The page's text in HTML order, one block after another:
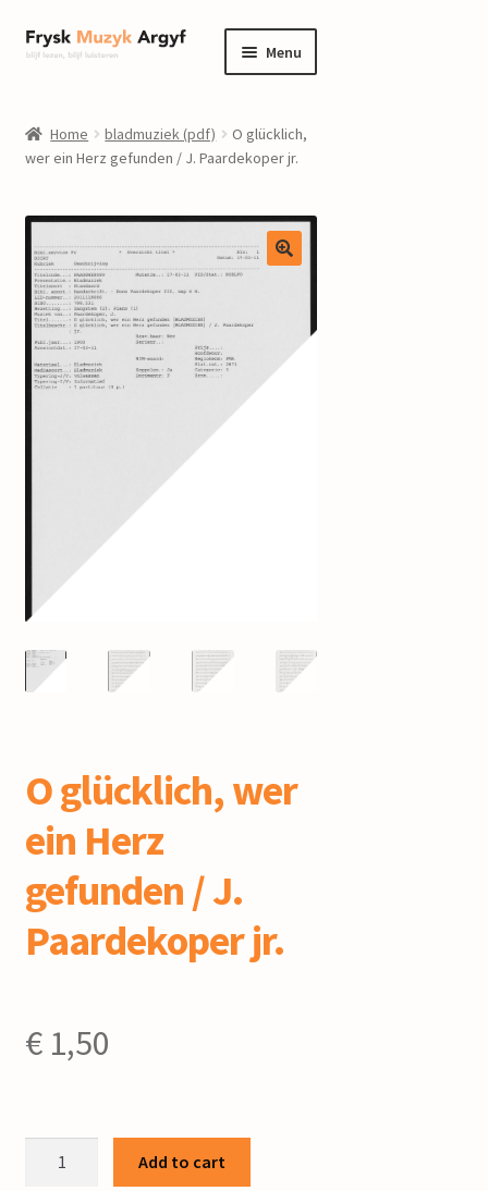
Ga
door
navigatie
Ga
naar
inhoud
Menu
informatie
Submenu
winkel
Submenu
uitvouwen
Componisten
nieuws
events
Home bladmuziek (pdf)
O glücklich,
wer ein Herz gefunden / J. Paardekoper jr.
O glücklich, wer
ein Herz
gefunden / J.
Paardekoper jr.
€1,50
Add to cart